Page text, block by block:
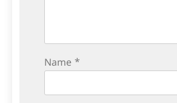
Name *